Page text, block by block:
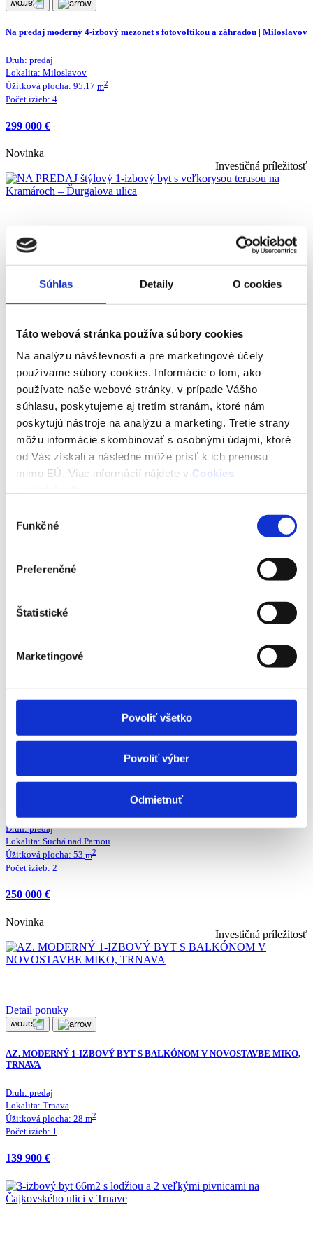
Súhlas Detaily O cookies
Táto webová stránka používa súbory cookies
Na analýzu návštevnosti a pre marketingové účely
používame súbory cookies. Informácie o tom, ako
používate naše webové stránky, v prípade Vášho
súhlasu, poskytujeme aj tretím stranám, ktoré nám
poskytujú nástroje na analýzu a marketing. Tretie strany
môžu informácie skombinovať s osobnými údajmi, ktoré
od Vás získali a následne môže prísť k ich prenosu
mimo EÚ. Viac informácií nájdete v Cookies
súhlasu
Funkčné
Preferenčné
Štatistické
Marketingové
Povoliť všetko
Povoliť výber
Odmietnuť
Na predaj moderný 4-izbový mezonet s fotovoltikou a záhradou | Miloslavov
Druh: predaj
Lokalita: Miloslavov
Úžitková plocha: 95.17 m2
Počet izieb: 4
299 000 €
Novinka
Investičná príležitosť
Detail ponuky
NA PREDAJ štýlový 1-izbový byt s veľkorysou terasou na Kramároch –
Lokalita:Bratislava-Staré Mesto
Úžitková plocha:
28.7 m
Počet izieb:1
234 900 €
Novinka
Detail ponuky
Rodinný dom na prenájom v Piešťanoch – kompletne zariadený so záhradou
Druh:
prenájom
Lokalita: Piešťany
Výhodné
Ekologický drevodom DublDom s pozemkom 2 890 m² len 5 km od Trnavy
Druh:predaj
Lokalita: Suchá nad Parnou
Úžitková plocha: 53 m2
Počet izieb: 2
250 000 €
Novinka
Investičná príležitosť
Detail ponuky
AZ. MODERNÝ 1-IZBOVÝ BYT S BALKÓNOM V NOVOSTAVBE MIKO,
TRNAVA
Druh: predaj
Lokalita: Trnava
Úžitková plocha: 28 m2
Počet izieb: 1
139 900 €